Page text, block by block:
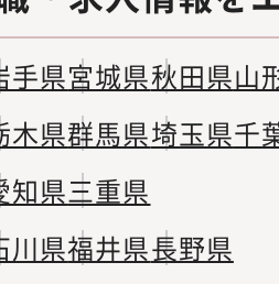
手県宮城県秋田県山
木県群馬県埼玉県千
知県三重県
川県福井県長野県